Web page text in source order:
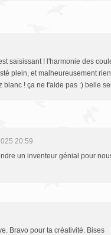
saisissant ! l'harmonie des
plein, et malheureusement
blanc ! ça ne t'aide pas :) belle
20:59
un inventeur génial pour
Bravo pour ta créativité. Bises